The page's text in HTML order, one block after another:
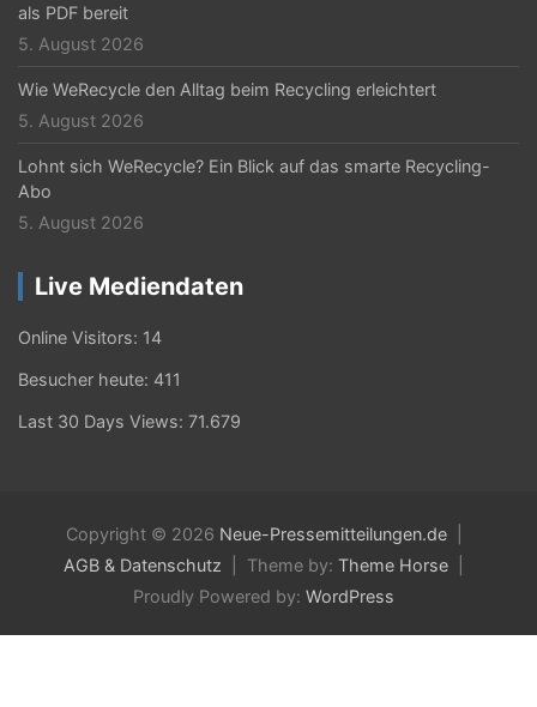
als PDF bereit
5. August 2026
Wie WeRecycle den Alltag beim Recycling erleichtert
5. August 2026
Lohnt sich WeRecycle? Ein Blick auf das smarte Recycling-
Abo
5. August 2026
Live Mediendaten
Online Visitors: 14
Besucher heute: 411
Last 30 Days Views: 71.679
Copyright © 2026 Neue-Pressemitteilungen.de
AGB & Datenschutz
Theme by: Theme Horse
Proudly Powered by: WordPress